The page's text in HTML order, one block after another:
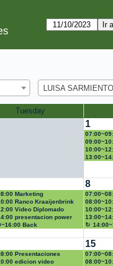
LUISA SARMIENTO
Tuesday
1
Marketing
Ranco Kraaijenbrink
Video Diplomado
presentacion power
Back
8
PAE
Presentaciones
en power point
edicion video
15
page